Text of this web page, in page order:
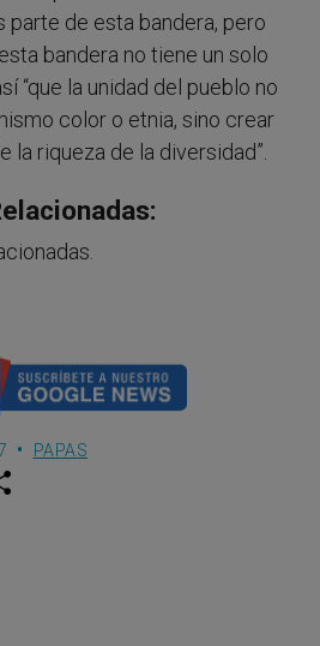
parte de esta bandera, pero
bandera no tiene un solo
“que la unidad del pueblo no
color o etnia, sino crear
la riqueza de la diversidad”.
PAPAS